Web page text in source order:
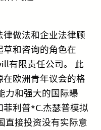
做法和企业法律顾
和咨询的角色在
有限责任公司。 此
欧洲青年议会的格
力和强大的国际曝
利普*C.杰瑟普模拟
直接投资没有实际意